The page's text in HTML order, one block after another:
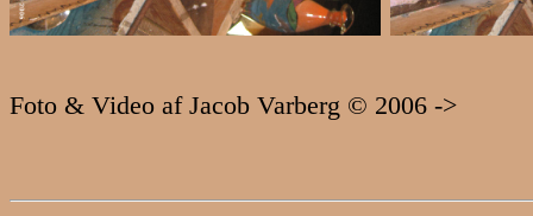
Foto & Video af Jacob Varberg © 2006 ->